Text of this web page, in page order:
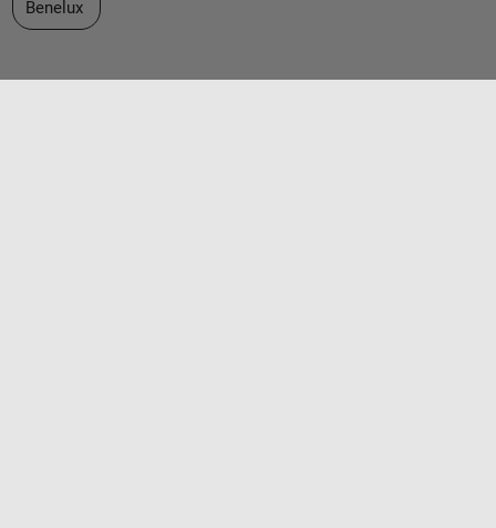
Benelux